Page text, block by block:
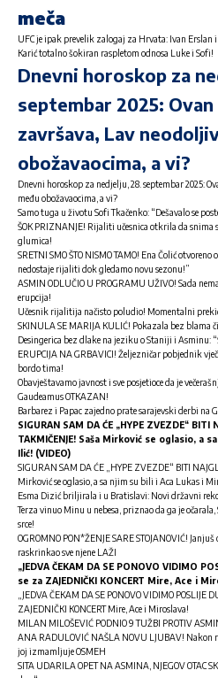
meča
UFC je ipak prevelik zalogaj za Hrvata: Ivan Erslan
Karić totalno šokiran raspletom odnosa Luke i Sofi!
Dnevni horoskop za
septembar 2025:
završava, Lav
obožavaocima, a vi?
Dnevni horoskop za nedjelju, 28. septembar 2025:
među obožavaocima, a vi?
Samo tuga u životu Sofi Tkačenko: “Dešavalo se
ŠOK PRIZNANJE! Rijaliti učesnica otkrila da snima
glumica!
SRETNI SMO ŠTO NISMO TAMO! Ena Čolić
nedostaje rijaliti dok gledamo novu sezonu!”
ASMIN ODLUČIO U PROGRAMU UŽIVO! Sada
erupcija!
Učesnik rijalitija načisto poludio! Momentalni
SKINULA SE MARIJA KULIĆ! Pokazala bez blama
Desingerica bez dlake na jeziku o Staniji i Asminu:
ERUPCIJA NA GRBAVICI! Željezničar pobjednik
bordo tima!
Obavještavamo javnost i sve posjetioce da je
Gaudeamus OTKAZAN!
Barbarez i Papac zajedno prate sarajevski derbi na
SIGURAN SAM DA ĆE „HYPE ZVEZDE“ BITI
TAKMIČENJE! Saša Mirković se oglasio, a
Ilić! (VIDEO)
SIGURAN SAM DA ĆE „HYPE ZVEZDE“ BITI
Mirković se oglasio, a sa njim su bili i Aca Lukas i
Esma Dizić briljirala i u Bratislavi: Novi državni
Terza vinuo Minu u nebesa, priznao da ga je
srce!
OGROMNO PON*ŽENJE SARE STOJANOVIĆ!
raskrinkao sve njene LAŽI
„JEDVA ČEKAM DA SE PONOVO VIDIMO
se za ZAJEDNIČKI KONCERT Mire, Ace i
„JEDVA ČEKAM DA SE PONOVO VIDIMO
ZAJEDNIČKI KONCERT Mire, Ace i Miroslava!
MILAN MILOŠEVIĆ PODNIO 9 TUŽBI PROTIV
ANA RADULOVIĆ NAŠLA NOVU LJUBAV! Nakon
joj izmamljuje OSMEH
SITA UDARILA OPET NA ASMINA, NJEGOV OTAC